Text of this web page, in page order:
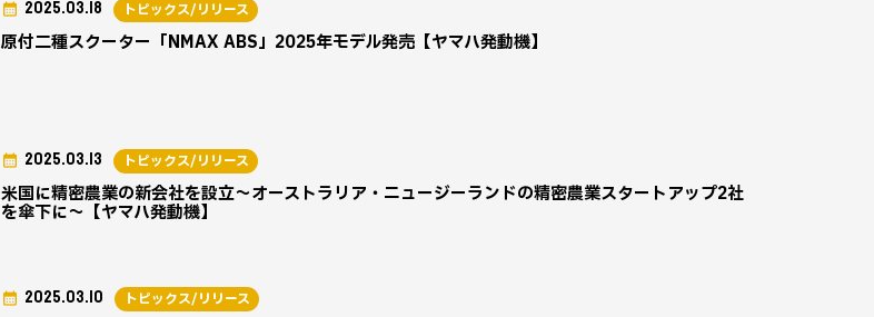
原付二種スクーター「NMAX ABS」2025年モデル発売【ヤマハ発動機】
2025.03.18 トピックス/リリース
米国に精密農業の新会社を設立～オーストラリア・ニュージーランドの精密農業スタートアップ2社
を傘下に～【ヤマハ発動機】
2025.03.13 トピックス/リリース
2025.03.10 トピックス/リリース